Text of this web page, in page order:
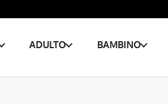
ADULTO BAMBINO